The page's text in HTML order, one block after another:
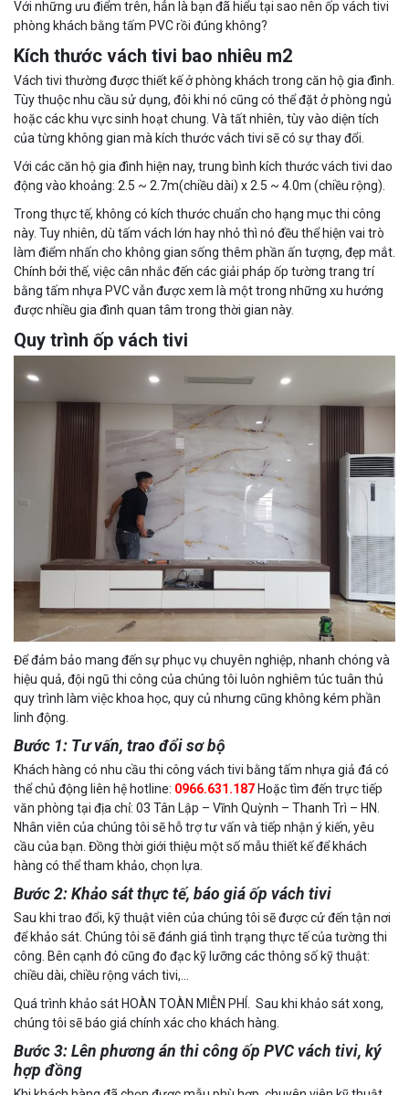
Với những ưu điểm trên, hẳn là bạn đã hiểu tại sao nên ốp vách tivi
phòng khách bằng tấm PVC rồi đúng không?
Kích thước vách tivi bao nhiêu m2
Vách tivi thường được thiết kế ở phòng khách trong căn hộ gia đình.
Tùy thuộc nhu cầu sử dụng, đôi khi nó cũng có thể đặt ở phòng ngủ
hoặc các khu vực sinh hoạt chung. Và tất nhiên, tùy vào diện tích
của từng không gian mà kích thước vách tivi sẽ có sự thay đổi.
Với các căn hộ gia đình hiện nay, trung bình kích thước vách tivi dao
động vào khoảng: 2.5 ~ 2.7m(chiều dài) x 2.5 ~ 4.0m (chiều rộng).
Trong thực tế, không có kích thước chuẩn cho hạng mục thi công
này. Tuy nhiên, dù tấm vách lớn hay nhỏ thì nó đều thể hiện vai trò
làm điểm nhấn cho không gian sống thêm phần ấn tượng, đẹp mắt.
Chính bởi thế, việc cân nhắc đến các giải pháp ốp tường trang trí
bằng tấm nhựa PVC vẫn được xem là một trong những xu hướng
được nhiều gia đình quan tâm trong thời gian này.
Quy trình ốp vách tivi
Để đảm bảo mang đến sự phục vụ chuyên nghiệp, nhanh chóng và
hiệu quả, đội ngũ thi công của chúng tôi luôn nghiêm túc tuân thủ
quy trình làm việc khoa học, quy củ nhưng cũng không kém phần
linh động.
Bước 1: Tư vấn, trao đổi sơ bộ
Khách hàng có nhu cầu thi công vách tivi bằng tấm nhựa giả đá có
thể chủ động liên hệ hotline: 0966.631.187 Hoặc tìm đến trực tiếp
văn phòng tại địa chỉ: 03 Tân Lập – Vĩnh Quỳnh – Thanh Trì – HN.
Nhân viên của chúng tôi sẽ hỗ trợ tư vấn và tiếp nhận ý kiến, yêu
cầu của bạn. Đồng thời giới thiệu một số mẫu thiết kế để khách
hàng có thể tham khảo, chọn lựa.
Bước 2: Khảo sát thực tế, báo giá ốp vách tivi
Sau khi trao đổi, kỹ thuật viên của chúng tôi sẽ được cử đến tận nơi
để khảo sát. Chúng tôi sẽ đánh giá tình trạng thực tế của tường thi
công. Bên cạnh đó cũng đo đạc kỹ lưỡng các thông số kỹ thuật:
chiều dài, chiều rộng vách tivi,…
Quá trình khảo sát HOÀN TOÀN MIỄN PHÍ. Sau khi khảo sát xong,
chúng tôi sẽ báo giá chính xác cho khách hàng.
Bước 3: Lên phương án thi công ốp PVC vách tivi, ký
hợp đồng